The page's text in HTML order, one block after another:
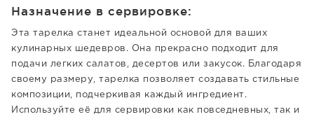
Назначение в сервировке:
Эта тарелка станет идеальной основой для ваших
кулинарных шедевров. Она прекрасно подходит для
подачи легких салатов, десертов или закусок. Благодаря
своему размеру, тарелка позволяет создавать стильные
композиции, подчеркивая каждый ингредиент.
Используйте её для сервировки как повседневных, так и